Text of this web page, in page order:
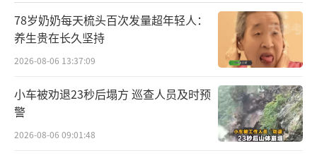
78岁奶奶每天梳头百次发量超年轻人：
养生贵在长久坚持
2026-08-06 13:37:09
小车被劝退23秒后塌方 巡查人员及时预
警
2026-08-06 09:01:48